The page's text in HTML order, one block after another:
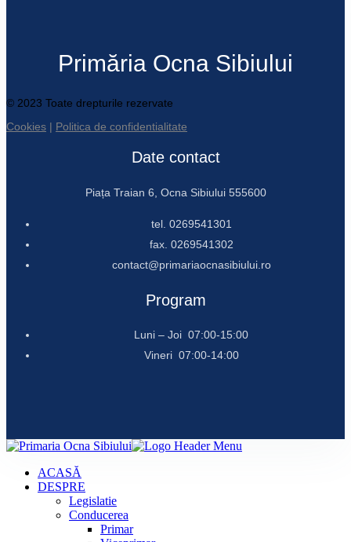
Primăria Ocna Sibiului
© 2023 Toate drepturile rezervate
Cookies | Politica de confidentialitate
Date contact
Piața Traian 6, Ocna Sibiului 555600
tel. 0269541301
fax. 0269541302
contact@primariaocnasibiului.ro
Program
Luni – Joi 07:00-15:00
Vineri 07:00-14:00
ACASĂ
DESPRE
Legislatie
Conducerea
Primar